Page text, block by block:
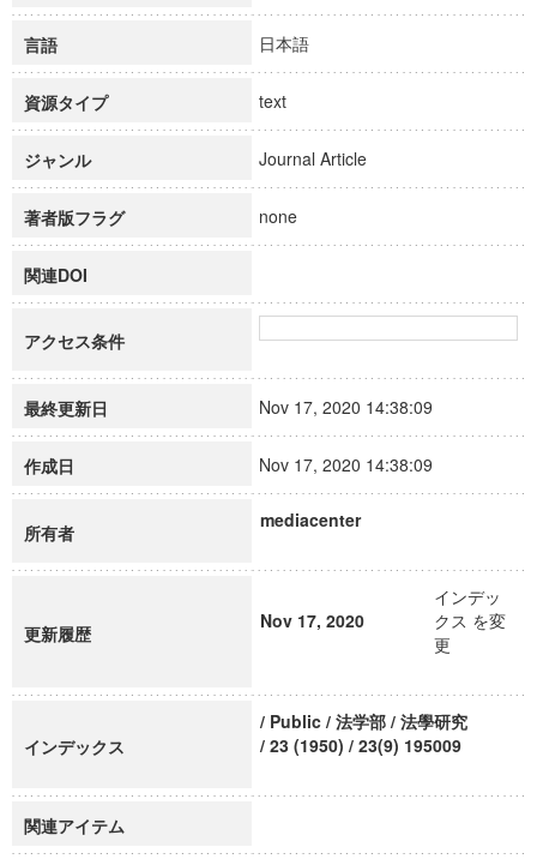
言語 日本語
資源タイプ text
ジャンル Journal Article
著者版フラグ none
関連DOI
アクセス条件
最終更新日 Nov 17, 2020 14:38:09
作成日 Nov 17, 2020 14:38:09
所有者
mediacenter
更新履歴
Nov 17, 2020
インデッ
クス を変
更
インデックス
/ Public / 法学部 / 法學研究
/ 23 (1950) / 23(9) 195009
関連アイテム